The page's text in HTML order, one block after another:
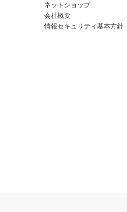
ネットショップ
会社概要
情報セキュリティ基本方針